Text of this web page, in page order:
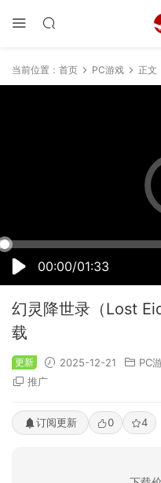
当前位置： 首页 PC游戏 正文
00:00/01:33
50% 75% 100%
幻灵降世录（Lost
载
更新 2025-12-21 PC
推广
订阅更新 0 4